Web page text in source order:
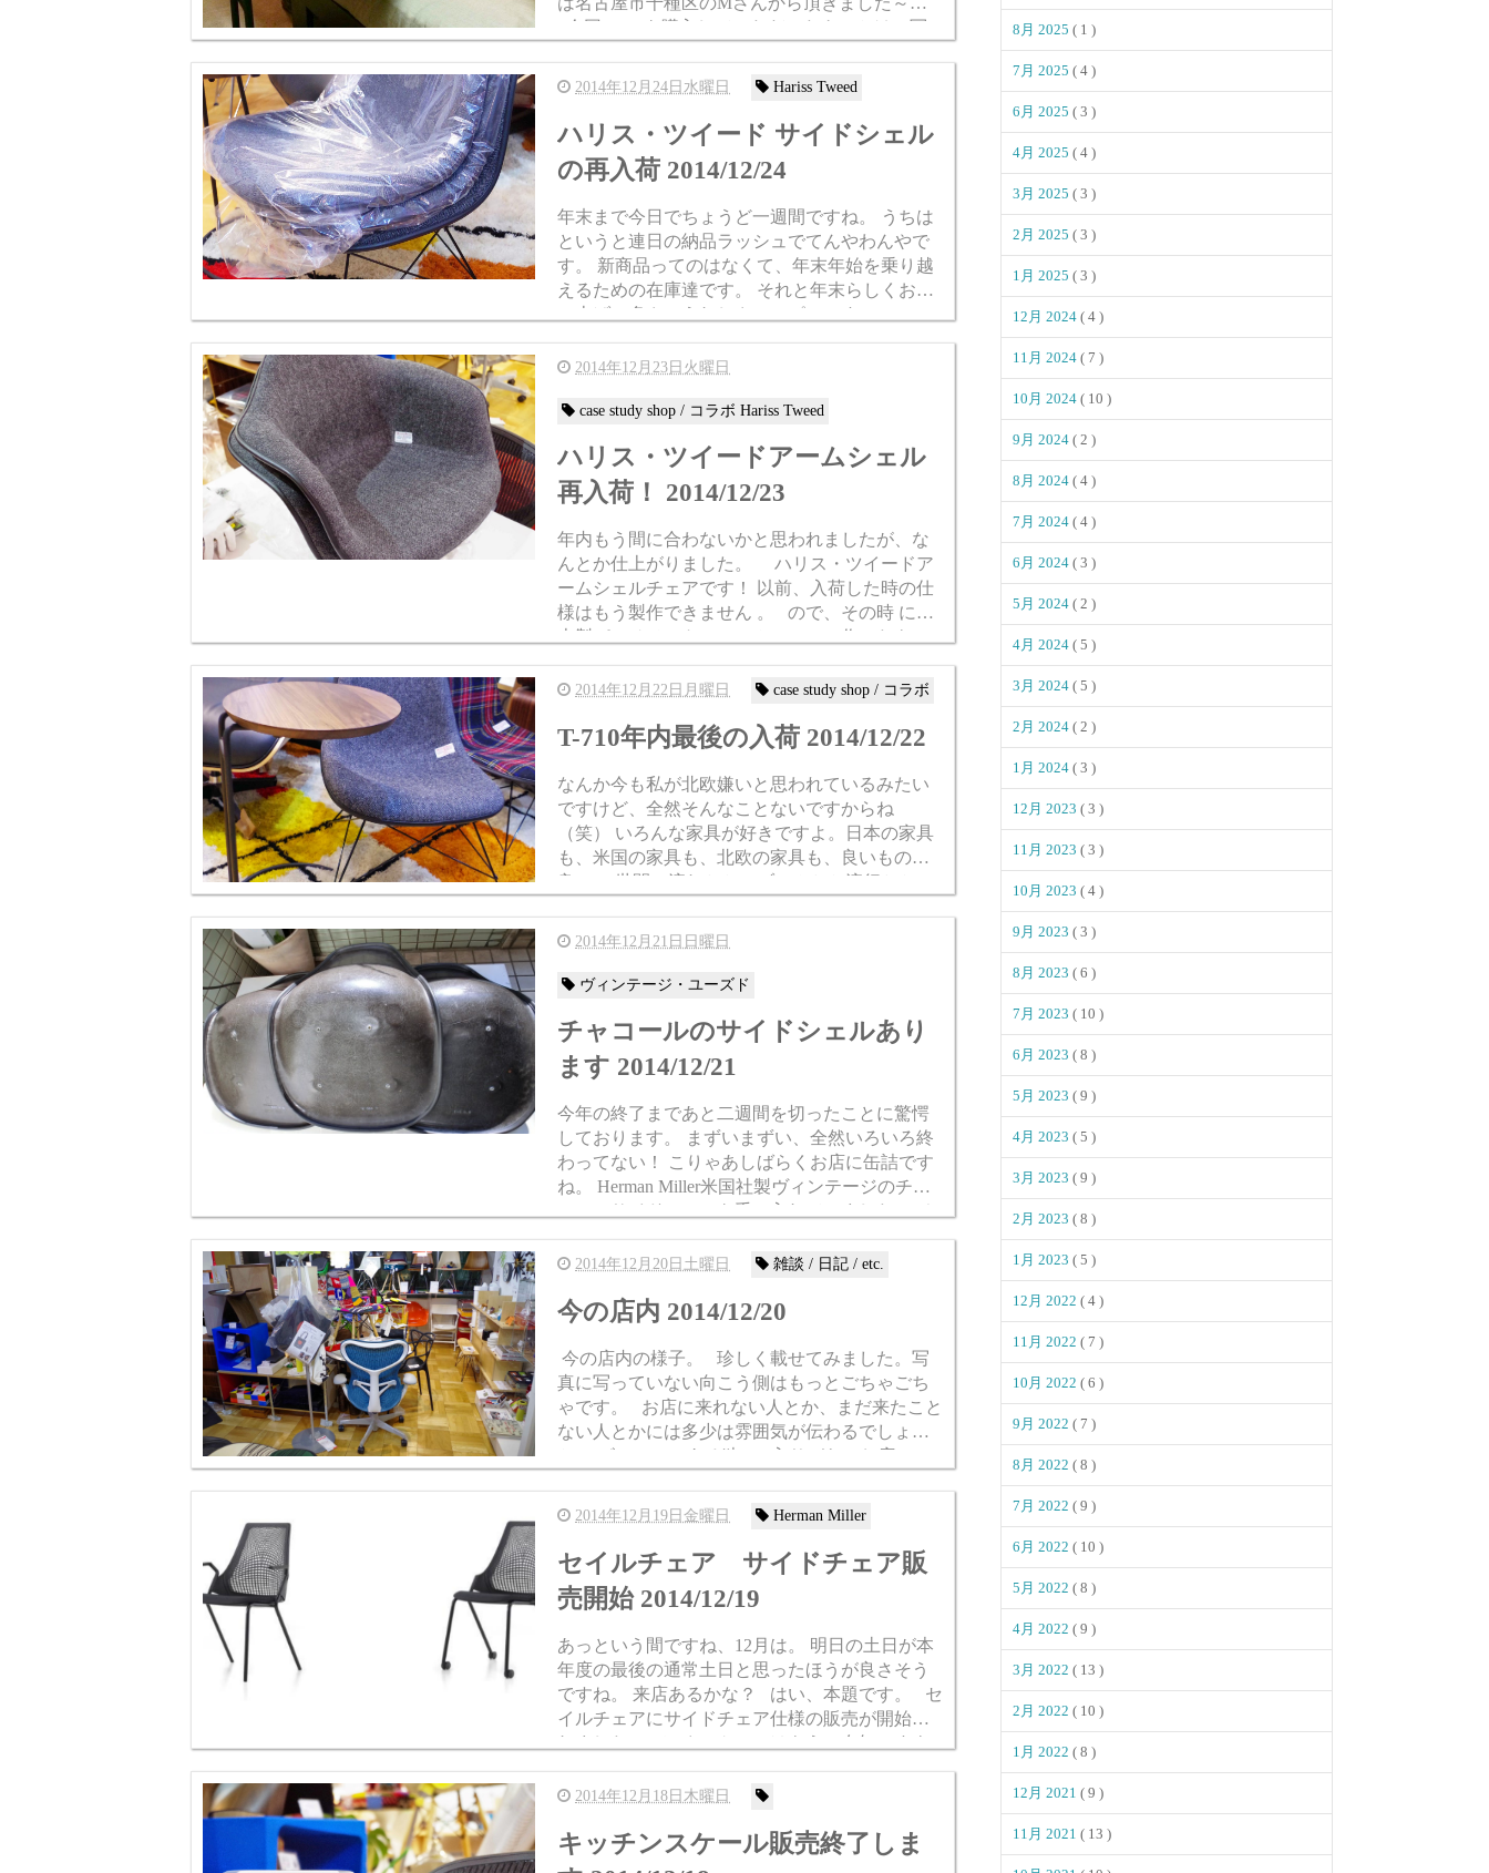
2014年12月24日水曜日 Hariss Tweed
ハリス・ツイード サイドシェル
の再入荷 2014/12/24
年末まで今日でちょうど一週間ですね。 うちは
というと連日の納品ラッシュでてんやわんやで
す。 新商品ってのはなくて、年末年始を乗り越
えるための在庫達です。 それと年末らしくお買
い上げの多さにうれしさいっぱいです。 ついで
に手もいっぱい。 あ、別に忙しそうだな～...
2014年12月23日火曜日
case study shop / コラボ Hariss Tweed
ハリス・ツイードアームシェル
再入荷！ 2014/12/23
年内もう間に合わないかと思われましたが、な
んとか仕上がりました。 ハリス・ツイードア
ームシェルチェアです！ 以前、入荷した時の仕
様はもう製作できません 。 ので、その時 に日
本製パーチメントのアームシェルで作ったもの
を販売します 。って書...
2014年12月22日月曜日 case study shop / コラボ
T-710年内最後の入荷 2014/12/22
なんか今も私が北欧嫌いと思われているみたい
ですけど、全然そんなことないですからね
（笑） いろんな家具が好きですよ。日本の家具
も、米国の家具も、北欧の家具も、良いものは
良い。 世間の流れとか、ブームとか流行とか、
ですごく好...
2014年12月21日日曜日
ヴィンテージ・ユーズド
チャコールのサイドシェルあり
ます 2014/12/21
今年の終了まであと二週間を切ったことに驚愕
しております。 まずいまずい、全然いろいろ終
わってない！ こりゃあしばらくお店に缶詰です
ね。 Herman Miller米国社製ヴィンテージのチャ
コールサイドシェルを手に入れていました。 そ
ういえば報告するのを忘れていまし...
2014年12月20日土曜日 雑談 / 日記 / etc.
今の店内 2014/12/20
真に写っていない向こう側はもっとごちゃごち
ゃです。 お店に来れない人とか、まだ来たこと
ない人とかには多少は雰囲気が伝わるでしょう
2014年12月19日金曜日 Herman Miller
セイルチェア サイドチェア販
売開始 2014/12/19
あっという間ですね、12月は。 明日の土日が本
年度の最後の通常土日と思ったほうが良さそう
ですね。 来店あるかな？ はい、本題です。 セ
イルチェアにサイドチェア仕様の販売が開始さ
れました。 セイルチェア はもうご存知ですよ
ね、Herma...
2014年12月18日木曜日
キッチンスケール販売終了しま
8月 2025 ( 1 )
7月 2025 ( 4 )
6月 2025 ( 3 )
4月 2025 ( 4 )
3月 2025 ( 3 )
2月 2025 ( 3 )
1月 2025 ( 3 )
12月 2024 ( 4 )
11月 2024 ( 7 )
10月 2024 ( 10 )
9月 2024 ( 2 )
8月 2024 ( 4 )
7月 2024 ( 4 )
6月 2024 ( 3 )
5月 2024 ( 2 )
4月 2024 ( 5 )
3月 2024 ( 5 )
2月 2024 ( 2 )
1月 2024 ( 3 )
12月 2023 ( 3 )
11月 2023 ( 3 )
10月 2023 ( 4 )
9月 2023 ( 3 )
8月 2023 ( 6 )
7月 2023 ( 10 )
6月 2023 ( 8 )
5月 2023 ( 9 )
4月 2023 ( 5 )
3月 2023 ( 9 )
2月 2023 ( 8 )
1月 2023 ( 5 )
12月 2022 ( 4 )
11月 2022 ( 7 )
10月 2022 ( 6 )
9月 2022 ( 7 )
8月 2022 ( 8 )
7月 2022 ( 9 )
6月 2022 ( 10 )
5月 2022 ( 8 )
4月 2022 ( 9 )
3月 2022 ( 13 )
2月 2022 ( 10 )
1月 2022 ( 8 )
12月 2021 ( 9 )
11月 2021 ( 13 )